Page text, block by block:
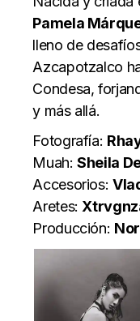
Pamela
lleno de
Azcapotzalco
Condesa,
y más allá.
Fotografía:
Muah:Sheila
Accesorios:
Aretes:
Producción: